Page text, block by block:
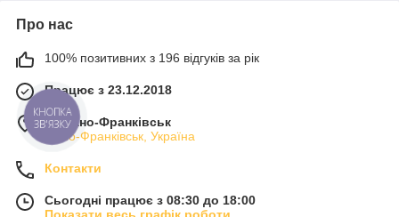
Про нас
100% позитивних з 196 відгуків за рік
Працює з 23.12.2018
м. Івано-Франківськ
Івано-Франківськ, Україна
Контакти
Сьогодні працює з 08:30 до 18:00